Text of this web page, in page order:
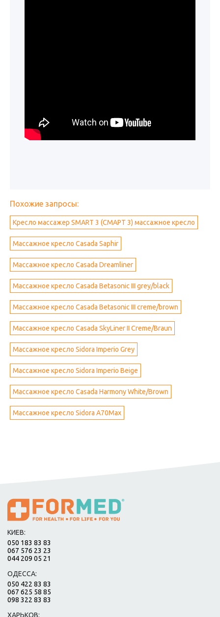
Похожие запросы:
Кресло массажер SMART 3 (СМАРТ 3) массажное кресло
Массажное кресло Casada Saphir
Массажное кресло Casada Dreamliner
Массажное кресло Casada Betasonic III grey/black
Массажное кресло Casada Betasonic III creme/brown
Массажное кресло Casada SkyLiner II Creme/Braun
Массажное кресло Sidora Imperio Grey
Массажное кресло Sidora Imperio Beige
Массажное кресло Casada Harmony White/Brown
Массажное кресло Sidora A70Max
КИЕВ:
050 183 83 83
067 576 23 23
044 209 05 21
ОДЕССА:
050 422 83 83
067 625 58 85
098 322 83 83
ХАРЬКОВ: